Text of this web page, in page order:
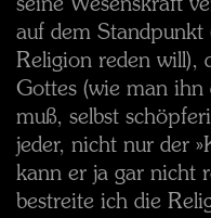
seine Wesenskraft
auf dem
Religion reden will),
Gottes (wie man ihn
muß, selbst
jeder, nicht nur der
kann er ja gar nicht
bestreite ich die